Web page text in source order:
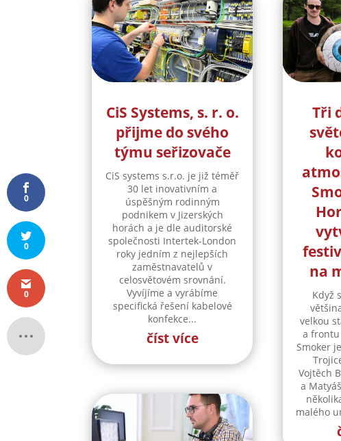
CiS Systems, s. r. o.
přijme do svého
týmu seřizovače
CiS systems s.r.o. je již téměř
30 let inovativním a
úspěšným rodinným
podnikem v Jizerských
horách a je dle auditorské
společnosti Intertek-London
roky jedním z nejlepších
zaměstnavatelů v
celosvětovém srovnání.
Vyvíjíme a vyrábíme
specifická řešení kabelové
konfekce...
číst více
Tři
na
Když
velkou
a frontu
Smoker
Vojtěch
a
malého
0
0
0